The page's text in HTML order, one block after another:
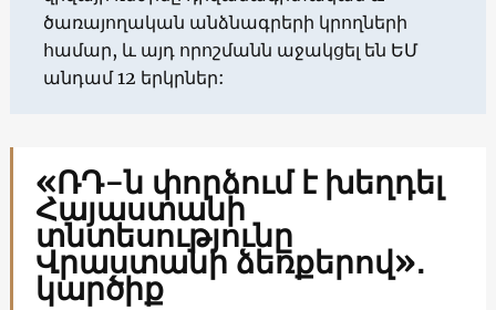
ծառայողական անձնագրերի կրողների
համար, և այդ որոշմանն աջակցել են ԵՄ
անդամ 12 երկրներ:
«ՌԴ-ն փորձում է խեղդել
Հայաստանի
տնտեսությունը
Վրաստանի ձեռքերով»․
կարծիք